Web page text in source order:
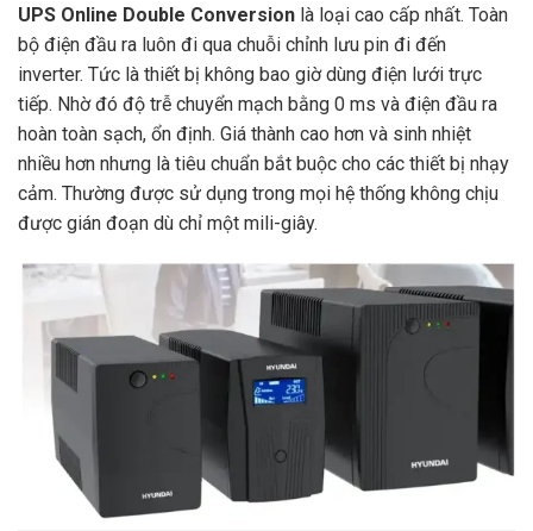
UPS Online Double Conversion là loại cao cấp nhất. Toàn
bộ điện đầu ra luôn đi qua chuỗi chỉnh lưu pin đi đến
inverter. Tức là thiết bị không bao giờ dùng điện lưới trực
tiếp. Nhờ đó độ trễ chuyển mạch bằng 0 ms và điện đầu ra
hoàn toàn sạch, ổn định. Giá thành cao hơn và sinh nhiệt
nhiều hơn nhưng là tiêu chuẩn bắt buộc cho các thiết bị nhạy
cảm. Thường được sử dụng trong mọi hệ thống không chịu
được gián đoạn dù chỉ một mili-giây.